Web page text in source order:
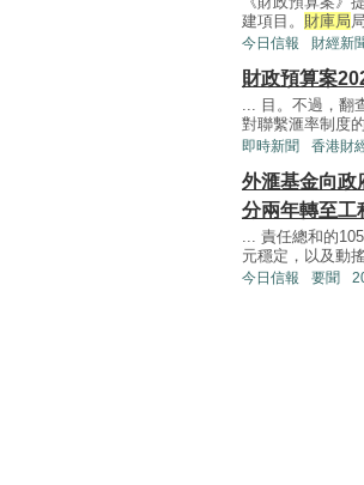
建項目。 財庫局
今日信報 財經新
財政預算案
... 目。不過，翻
對聯繫滙率制度
即時新聞 香港財
外滙基金向政
分兩年轉至工
... 責任總和的
元穩定，以及動
今日信報 要聞